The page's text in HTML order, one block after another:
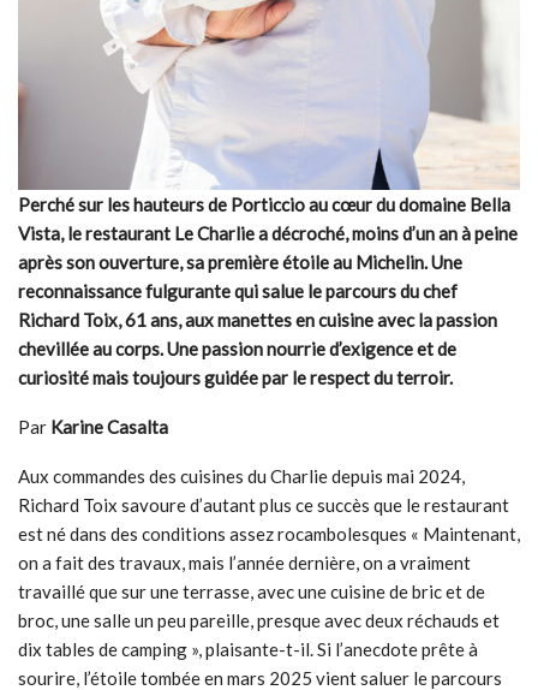
Perché sur les hauteurs de Porticcio au cœur du domaine Bella
Vista, le restaurant Le Charlie a décroché, moins d’un an à peine
après son ouverture, sa première étoile au Michelin. Une
reconnaissance fulgurante qui salue le parcours du chef
Richard Toix, 61 ans, aux manettes en cuisine avec la passion
chevillée au corps. Une passion nourrie d’exigence et de
curiosité mais toujours guidée par le respect du terroir.
Par Karine Casalta
Aux commandes des cuisines du Charlie depuis mai 2024,
Richard Toix savoure d’autant plus ce succès que le restaurant
est né dans des conditions assez rocambolesques « Maintenant,
on a fait des travaux, mais l’année dernière, on a vraiment
travaillé que sur une terrasse, avec une cuisine de bric et de
broc, une salle un peu pareille, presque avec deux réchauds et
dix tables de camping », plaisante-t-il. Si l’anecdote prête à
sourire, l’étoile tombée en mars 2025 vient saluer le parcours